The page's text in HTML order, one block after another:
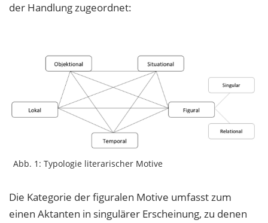
der Handlung zugeordnet:
Abb. 1: Typologie literarischer Motive
Die Kategorie der figuralen Motive umfasst zum
einen Aktanten in singulärer Erscheinung, zu denen